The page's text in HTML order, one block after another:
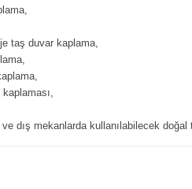
taş duvar kaplama,
dış mekanlarda kullanılabilecek